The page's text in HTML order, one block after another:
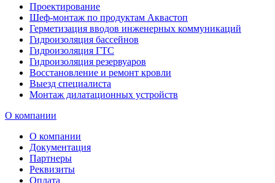
Проектирование
Шеф-монтаж по продуктам Аквастоп
Герметизация вводов инженерных коммуникаций
Гидроизоляция бассейнов
Гидроизоляция ГТС
Гидроизоляция резервуаров
Восстановление и ремонт кровли
Выезд специалиста
Монтаж дилатационных устройств
О компании
О компании
Документация
Партнеры
Реквизиты
Оплата